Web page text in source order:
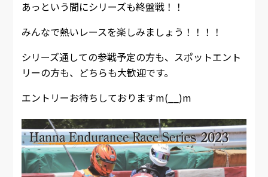
あっという間にシリーズも終盤戦！！
みんなで熱いレースを楽しみましょう！！！！
シリーズ通しての参戦予定の方も、スポットエント
リーの方も、どちらも大歓迎です。
エントリーお待ちしておりますm(__)m